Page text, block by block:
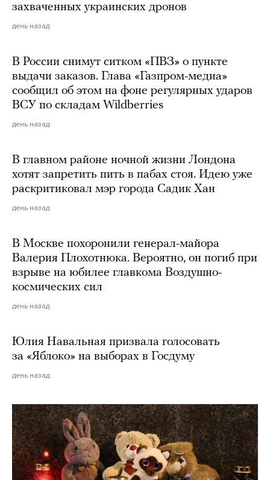
захваченных украинских дронов
день назад
В России снимут ситком «ПВЗ» о пункте
выдачи заказов. Глава «Газпром-медиа»
сообщил об этом на фоне регулярных ударов
ВСУ по складам Wildberries
день назад
В главном районе ночной жизни Лондона
хотят запретить пить в пабах стоя. Идею уже
раскритиковал мэр города Садик Хан
день назад
В Москве похоронили генерал-майора
Валерия Плохотнюка. Вероятно, он погиб при
взрыве на юбилее главкома Воздушно-
космических сил
день назад
Юлия Навальная призвала голосовать
за «Яблоко» на выборах в Госдуму
день назад